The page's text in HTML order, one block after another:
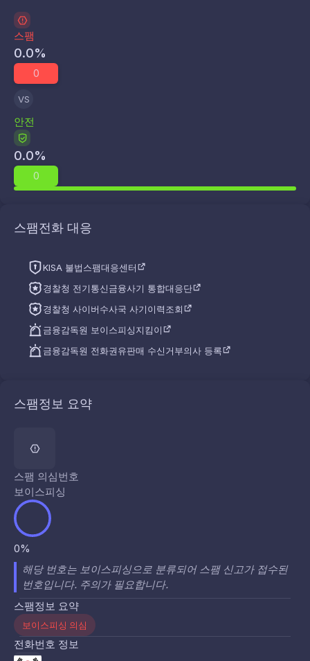
스팸
0.0%
0
VS
안전
0.0%
0
스팸전화 대응
KISA 불법스팸대응센터
경찰청 전기통신금융사기 통합대응단
경찰청 사이버수사국 사기이력조회
금융감독원 보이스피싱지킴이
금융감독원 전화권유판매 수신거부의사 등록
스팸정보 요약
스팸 의심번호
보이스피싱
0%
해당 번호는 보이스피싱으로 분류되어 스팸 신고가 접수된
번호입니다. 주의가 필요합니다.
스팸정보 요약
보이스피싱 의심
전화번호 정보